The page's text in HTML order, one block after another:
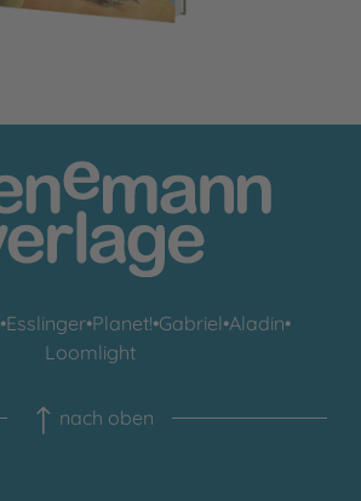
•Esslinger•Planet!•Gabriel•Aladin•
Loomlight
nach oben